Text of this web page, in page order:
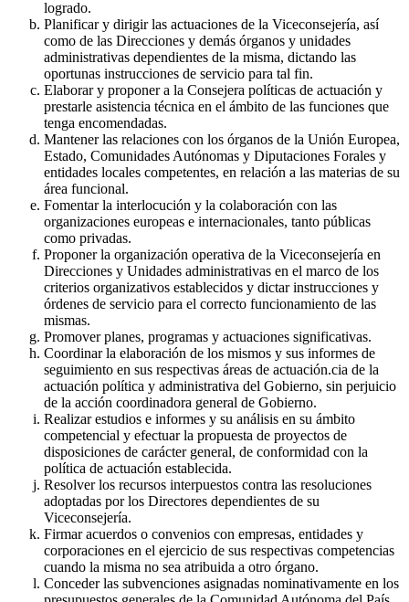
logrado.
Planificar y dirigir las actuaciones de la Viceconsejería, así
como de las Direcciones y demás órganos y unidades
administrativas dependientes de la misma, dictando las
oportunas instrucciones de servicio para tal fin.
Elaborar y proponer a la Consejera políticas de actuación y
prestarle asistencia técnica en el ámbito de las funciones que
tenga encomendadas.
Mantener las relaciones con los órganos de la Unión Europea,
Estado, Comunidades Autónomas y Diputaciones Forales y
entidades locales competentes, en relación a las materias de su
área funcional.
Fomentar la interlocución y la colaboración con las
organizaciones europeas e internacionales, tanto públicas
como privadas.
Proponer la organización operativa de la Viceconsejería en
Direcciones y Unidades administrativas en el marco de los
criterios organizativos establecidos y dictar instrucciones y
órdenes de servicio para el correcto funcionamiento de las
mismas.
Promover planes, programas y actuaciones significativas.
Coordinar la elaboración de los mismos y sus informes de
seguimiento en sus respectivas áreas de actuación.cia de la
actuación política y administrativa del Gobierno, sin perjuicio
de la acción coordinadora general de Gobierno.
Realizar estudios e informes y su análisis en su ámbito
competencial y efectuar la propuesta de proyectos de
disposiciones de carácter general, de conformidad con la
política de actuación establecida.
Resolver los recursos interpuestos contra las resoluciones
adoptadas por los Directores dependientes de su
Viceconsejería.
Firmar acuerdos o convenios con empresas, entidades y
corporaciones en el ejercicio de sus respectivas competencias
cuando la misma no sea atribuida a otro órgano.
Conceder las subvenciones asignadas nominativamente en los